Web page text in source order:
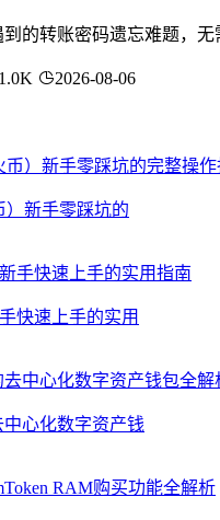
的转账密码遗忘难题，
2026-08-06
）新手零踩坑的
快速上手的实用
心化数字资产钱